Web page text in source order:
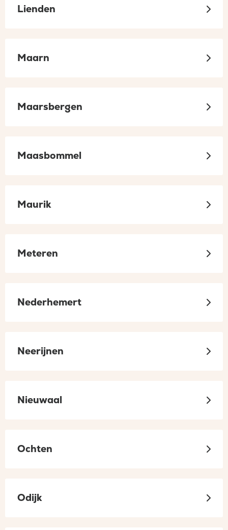
Lienden
Maarn
Maarsbergen
Maasbommel
Maurik
Meteren
Nederhemert
Neerijnen
Nieuwaal
Ochten
Odijk